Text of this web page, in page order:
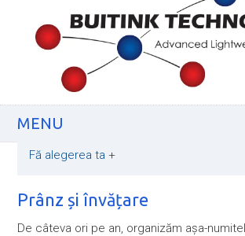
MENU
Fă alegerea ta +
Prânz și învățare
De câteva ori pe an, organizăm așa-